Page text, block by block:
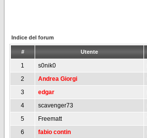
Indice del forum
# Utente
1 s0nik0
2
Andrea Giorgi
3
edgar
4
scavenger73
5
Freematt
6
fabio contin